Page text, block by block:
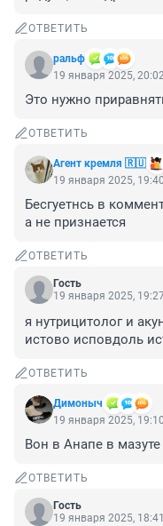
ОТВЕТИТЬ
ральф
19 января 2025,
Это нужно
ОТВЕТИТЬ
Агент кремля 🇷🇺
19 января 2025, 19:40
Бесгуетнсь в
а не признается
ОТВЕТИТЬ
Гость
19 января 2025,
я нутрицитолог и
истово исповдоль
ОТВЕТИТЬ
Димоныч
19 января 2025, 19:10
Вон в Анапе в мазуте
ОТВЕТИТЬ
Гость
19 января 2025, 18:41